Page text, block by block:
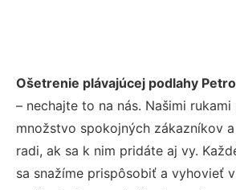
Ošetrenie plávajúcej podlahy
– nechajte to na nás. Našimi
množstvo spokojných zákazníkov
radi, ak sa k nim pridáte aj vy.
sa snažíme prispôsobiť a vyhovieť